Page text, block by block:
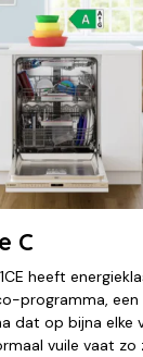
C
heeft
programma, een
dat op bijna elke
vuile vaat zo